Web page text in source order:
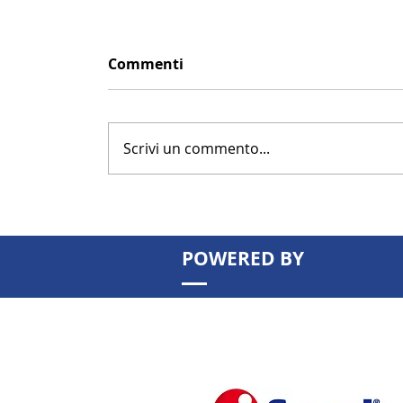
Patrimonio immobiliare:
basta più. Come valorizzarlo per
Commenti
Scrivi un commento...
POWERED BY